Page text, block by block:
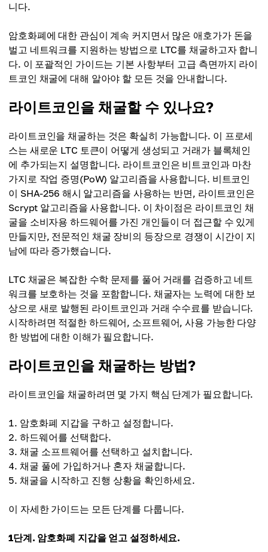
니다.
암호화폐에 대한 관심이 계속 커지면서 많은 애호가가 돈을
벌고 네트워크를 지원하는 방법으로 LTC를 채굴하고자 합니
다. 이 포괄적인 가이드는 기본 사항부터 고급 측면까지 라이
트코인 채굴에 대해 알아야 할 모든 것을 안내합니다.
라이트코인을 채굴할 수 있나요?
라이트코인을 채굴하는 것은 확실히 가능합니다. 이 프로세
스는 새로운 LTC 토큰이 어떻게 생성되고 거래가 블록체인
에 추가되는지 설명합니다. 라이트코인은 비트코인과 마찬
가지로 작업 증명(PoW) 알고리즘을 사용합니다. 비트코인
이 SHA-256 해시 알고리즘을 사용하는 반면, 라이트코인은
Scrypt 알고리즘을 사용합니다. 이 차이점은 라이트코인 채
굴을 소비자용 하드웨어를 가진 개인들이 더 접근할 수 있게
만들지만, 전문적인 채굴 장비의 등장으로 경쟁이 시간이 지
남에 따라 증가했습니다.
LTC 채굴은 복잡한 수학 문제를 풀어 거래를 검증하고 네트
워크를 보호하는 것을 포함합니다. 채굴자는 노력에 대한 보
상으로 새로 발행된 라이트코인과 거래 수수료를 받습니다.
시작하려면 적절한 하드웨어, 소프트웨어, 사용 가능한 다양
한 방법에 대한 이해가 필요합니다.
라이트코인을 채굴하는 방법?
라이트코인을 채굴하려면 몇 가지 핵심 단계가 필요합니다.
암호화폐 지갑을 구하고 설정합니다.
하드웨어를 선택합다.
채굴 소프트웨어를 선택하고 설치합니다.
채굴 풀에 가입하거나 혼자 채굴합니다.
채굴을 시작하고 진행 상황을 확인하세요.
이 자세한 가이드는 모든 단계를 다룹니다.
1단계. 암호화폐 지갑을 얻고 설정하세요.